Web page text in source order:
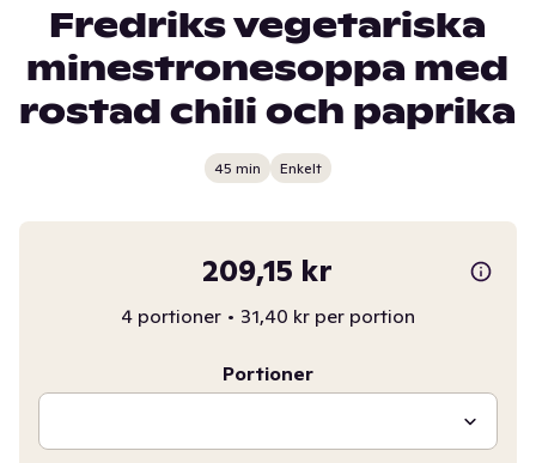
Fredriks vegetariska
minestronesoppa med
rostad chili och paprika
45 min Enkelt
209,15 kr
4 portioner • 31,40 kr per portion
Portioner